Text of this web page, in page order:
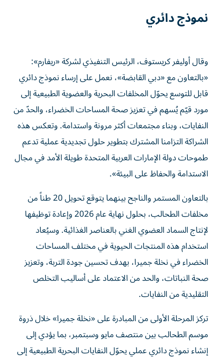
نموذج دائري
وقال أوليفر كريستوف، الرئيس التنفيذي لشركة «ريفارم»:
«بالتعاون مع «دبي القابضة»، نعمل على إرساء نموذج دائري
قابل للتوسع يحوّل المخلفات البحرية والعضوية الطبيعية إلى
مورد قيّم يُسهم في تعزيز صحة المساحات الخضراء، والحدّ من
النفايات، وبناء مجتمعات أكثر مرونة واستدامة. وتعكس هذه
الشراكة التزامنا المشترك بتطوير حلول تجديدية عملية تدعم
طموحات دولة الإمارات العربية المتحدة طويلة الأمد في مجال
الاستدامة والحفاظ على البيئة».
بالتعاون المستمر والناجح بينهما يتوقع تحويل 20 طناً من
مخلفات الطحالب، بحلول نهاية عام 2026 وإعادة توظيفها
لإنتاج السماد العضوي الغني بالعناصر الغذائية. وسيُعاد
استخدام هذه المنتجات الحيوية في مختلف المساحات
الخضراء في نخلة جميرا، بهدف تحسين جودة التربة، وتعزيز
صحة النباتات، والحد من الاعتماد على أساليب التخلص
التقليدية من النفايات.
تركز المرحلة الأولى من المبادرة على «نخلة جميرا» خلال ذروة
موسم الطحالب بين منتصف مايو وسبتمبر، بما يؤدي إلى
إنشاء نموذج دائري عملي يحوّل النفايات البحرية الطبيعية إلى